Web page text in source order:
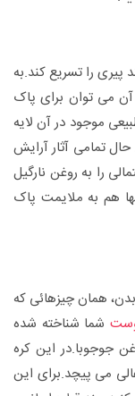
پیری را تسریع کند.به
می توان برای پاک
موجود در آن لایه
تمامی آثار آرایش
را به روغن نارگیل
هم به ملایمت پاک
بدن، همان چیزهائی که
شما شناخته شده
جوجوبا.در این کره
می پیچد.برای این